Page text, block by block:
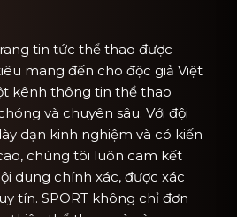
tin tức thể thao được
mang đến cho độc giả Việt
kênh thông tin thể thao
và chuyên sâu. Với đội
dạn kinh nghiệm và có kiến
chúng tôi luôn cam kết
dung chính xác, được xác
tín. SPORT không chỉ đơn